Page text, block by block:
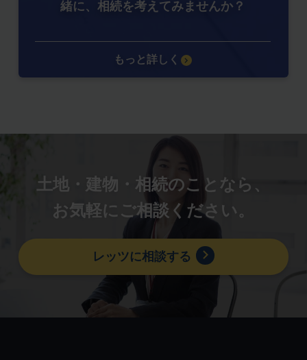
緒に、相続を考えてみませんか？
もっと詳しく
土地・建物・相続のことなら、
お気軽にご相談ください。
レッツに相談する